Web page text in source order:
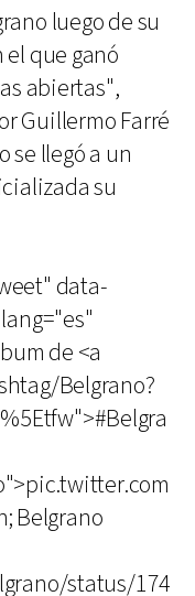
luego de su
que ganó
abiertas",
Guillermo Farré
se llegó a un
su
data-
de <a
Belgrano?
Belgrano
status/174